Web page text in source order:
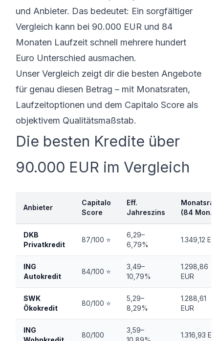
und Anbieter. Das bedeutet: Ein sorgfältiger
Vergleich kann bei 90.000 EUR und 84
Monaten Laufzeit schnell mehrere hundert
Euro Unterschied ausmachen.
Unser Vergleich zeigt dir die besten Angebote
für genau diesen Betrag – mit Monatsraten,
Laufzeitoptionen und dem Capitalo Score als
objektivem Qualitätsmaßstab.
Die besten Kredite über
90.000 EUR im Vergleich
Anbieter
Capitalo
Score
Eff.
Jahreszins
(84 Mon.)
DKB
Privatkredit
87/100 ⭐
6,29–
6,79%
1.349,12
ING
Autokredit
84/100 ⭐
3,49–
10,79%
1.298,86
EUR
SWK
Ökokredit
80/100 ⭐
5,29–
8,29%
1.288,61
EUR
ING
80/100
3,59–
1.316,93